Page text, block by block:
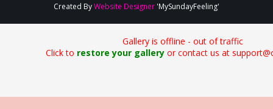
Created ByWebsite Designer 'MySundayFeeling'
Gallery is offline - out of traffic
Click to restore your galleryor contact us at